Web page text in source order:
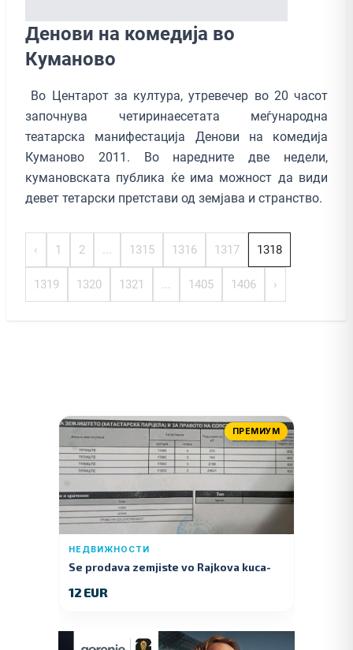
Денови на комедија во
Куманово
Во Центарот за култура, утревечер во 20 часот
започнува четиринаесетата меѓународна
театарска манифестација Денови на комедија
Куманово 2011. Во наредните две недели,
кумановската публика ќе има можност да види
девет тетарски претстави од земјава и странство.
‹ 1 2 ... 1315 1316 1317 1318
1319 1320 1321 ... 1405 1406 ›
ПРЕМИУМ
НЕДВИЖНОСТИ
Se prodava zemjiste vo Rajkova kuca-
12 EUR